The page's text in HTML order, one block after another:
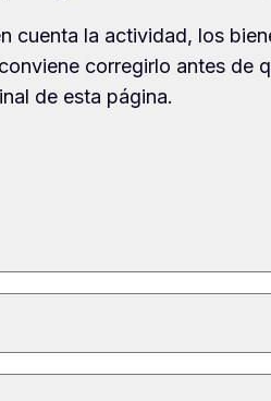
cuenta la actividad, los
corregirlo antes de
de esta página.